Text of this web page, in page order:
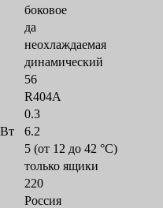
боковое
да
неохлаждаемая
динамический
56
R404A
0.3
6.2
5 (от 12 до 42 °C)
только ящики
220
Россия